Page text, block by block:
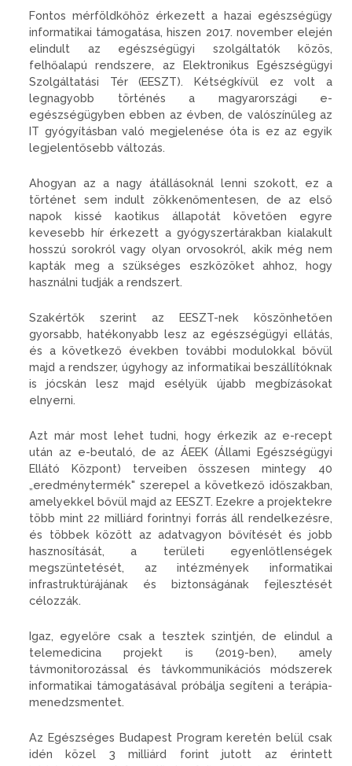
Fontos mérföldkőhöz érkezett a hazai egészségügy
informatikai támogatása, hiszen 2017. november elején
elindult az egészségügyi szolgáltatók közös,
felhőalapú rendszere, az Elektronikus Egészségügyi
Szolgáltatási Tér (EESZT). Kétségkívül ez volt a
legnagyobb történés a magyarországi e-
egészségügyben ebben az évben, de valószínűleg az
IT gyógyításban való megjelenése óta is ez az egyik
legjelentősebb változás.
Ahogyan az a nagy átállásoknál lenni szokott, ez a
történet sem indult zökkenőmentesen, de az első
napok kissé kaotikus állapotát követően egyre
kevesebb hír érkezett a gyógyszertárakban kialakult
hosszú sorokról vagy olyan orvosokról, akik még nem
kapták meg a szükséges eszközöket ahhoz, hogy
használni tudják a rendszert.
Szakértők szerint az EESZT-nek köszönhetően
gyorsabb, hatékonyabb lesz az egészségügyi ellátás,
és a következő években további modulokkal bővül
majd a rendszer, úgyhogy az informatikai beszállítóknak
is jócskán lesz majd esélyük újabb megbízásokat
elnyerni.
Azt már most lehet tudni, hogy érkezik az e-recept
után az e-beutaló, de az ÁEEK (Állami Egészségügyi
Ellátó Központ) terveiben összesen mintegy 40
„eredménytermék" szerepel a következő időszakban,
amelyekkel bővül majd az EESZT. Ezekre a projektekre
több mint 22 milliárd forintnyi forrás áll rendelkezésre,
és többek között az adatvagyon bővítését és jobb
hasznosítását, a területi egyenlőtlenségek
megszüntetését, az intézmények informatikai
infrastruktúrájának és biztonságának fejlesztését
célozzák.
Igaz, egyelőre csak a tesztek szintjén, de elindul a
telemedicina projekt is (2019-ben), amely
távmonitorozással és távkommunikációs módszerek
informatikai támogatásával próbálja segíteni a terápia-
menedzsmentet.
Az Egészséges Budapest Program keretén belül csak
idén közel 3 milliárd forint jutott az érintett